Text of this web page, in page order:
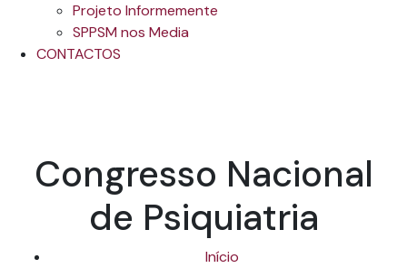
Projeto Informemente
SPPSM nos Media
CONTACTOS
Congresso Nacional
de Psiquiatria
Início